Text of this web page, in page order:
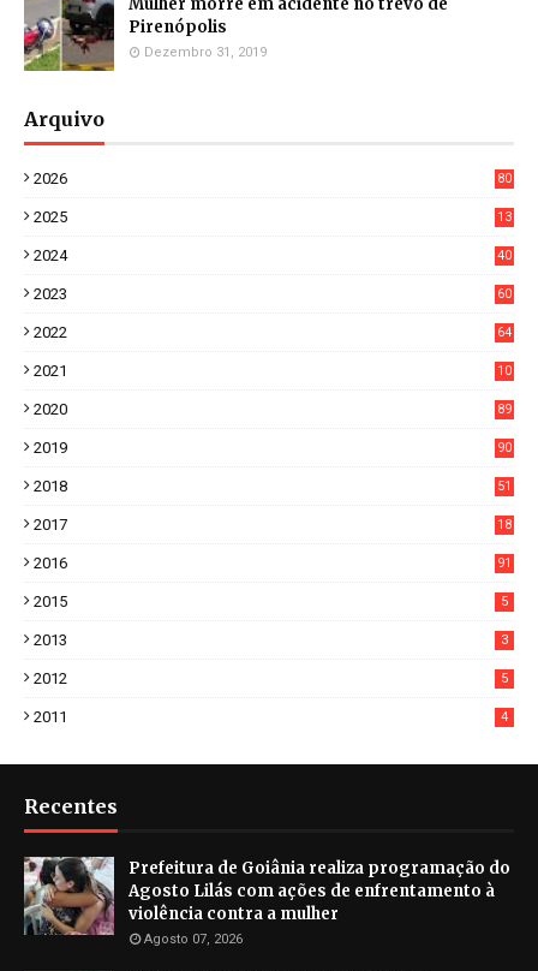
Mulher morre em acidente no trevo de
Pirenópolis
Dezembro 31, 2019
Arquivo
2026
80
2025
13
2024
40
2023
60
2022
64
2021
10
2020
89
2019
90
2018
51
2017
18
2016 91
2015 5
2013 3
2012 5
2011 4
Recentes
Prefeitura de Goiânia realiza programação do
Agosto Lilás com ações de enfrentamento à
violência contra a mulher
Agosto 07, 2026